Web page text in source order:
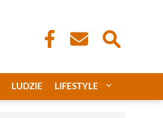
LUDZIE LIFESTYLE